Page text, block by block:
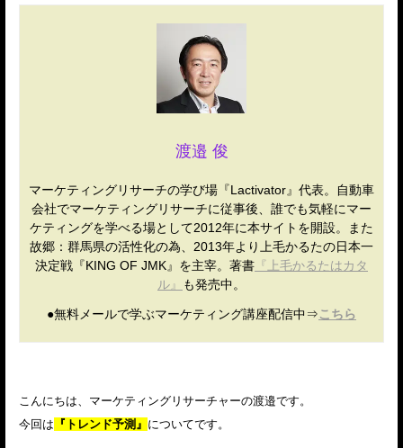
渡邉 俊
マーケティングリサーチの学び場『Lactivator』代表。自動車
会社でマーケティングリサーチに従事後、誰でも気軽にマー
ケティングを学べる場として2012年に本サイトを開設。また
故郷：群馬県の活性化の為、2013年より上毛かるたの日本一
決定戦『KING OF JMK』を主宰。著書 『上毛かるたはカタ
ル』
も発売中。
●無料メールで学ぶマーケティング講座配信中⇒こちら
こんにちは、マーケティングリサーチャーの渡邉です。
今回は 『トレンド予測』 についてです。